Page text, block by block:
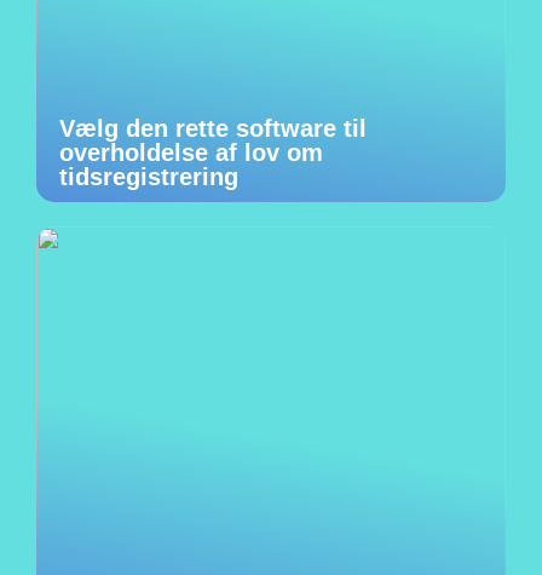
Vælg den rette software til
overholdelse af lov om
tidsregistrering